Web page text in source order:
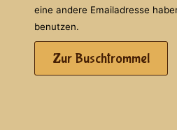
eine andere Emailadresse
benutzen.
Zur Buschtrommel